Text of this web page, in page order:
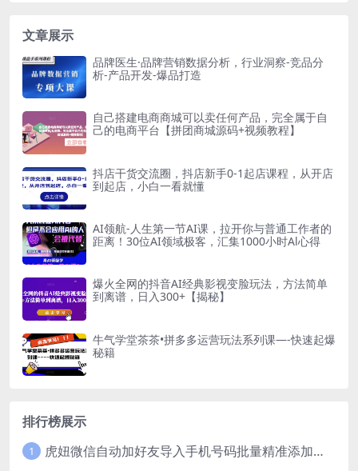
文章展示
品牌医生·品牌营销数据分析，行业洞察-竞品分
析-产品开发-爆品打造
自己搭建电商商城可以卖任何产品，完全属于自
己的电商平台【拼团商城源码+视频教程】
抖店干货交流圈，抖店新手0-1起店课程，从开店
到起店，小白一看就懂
AI领航-人生第一节AI课，拉开你与普通工作者的
距离！30位AI领域极客，汇集1000小时Al心得
爆火全网的抖音AI经典影视变脸玩法，方法简单
到离谱，日入300+【揭秘】
牛气学堂茶茶•拼多多运营玩法系列课—-快速起爆
秘籍
排行榜展示
1 虎妞微信自动加好友导入手机号码批量精准添加客户售营销软件微商工具